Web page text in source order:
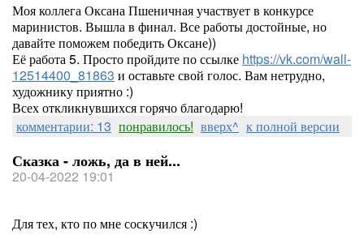
Моя коллега Оксана Пшеничная участвует в конкурсе
маринистов. Вышла в финал. Все работы достойные, но
давайте поможем победить Оксане))
Её работа 5. Просто пройдите по ссылке https://vk.com/wall-
12514400_81863 и оставьте свой голос. Вам нетрудно,
художнику приятно :)
Всех откликнувшихся горячо благодарю!
комментарии: 13 понравилось! вверх^ к полной версии
Сказка - ложь, да в ней...
20-04-2022 19:01
Для тех, кто по мне соскучился :)